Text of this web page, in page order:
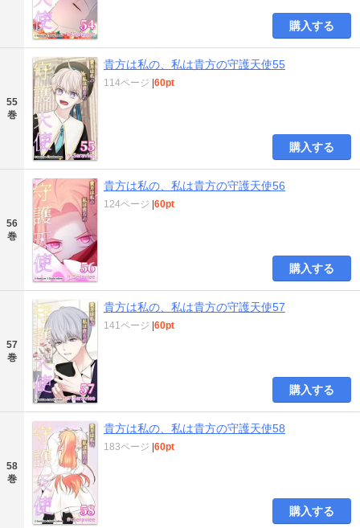
購入する
55
巻
貴方は私の、私は貴方の守護天使55
114ページ |60pt
購入する
56
巻
貴方は私の、私は貴方の守護天使56
124ページ |60pt
購入する
57
巻
貴方は私の、私は貴方の守護天使57
141ページ |60pt
購入する
58
巻
貴方は私の、私は貴方の守護天使58
183ページ |60pt
購入する